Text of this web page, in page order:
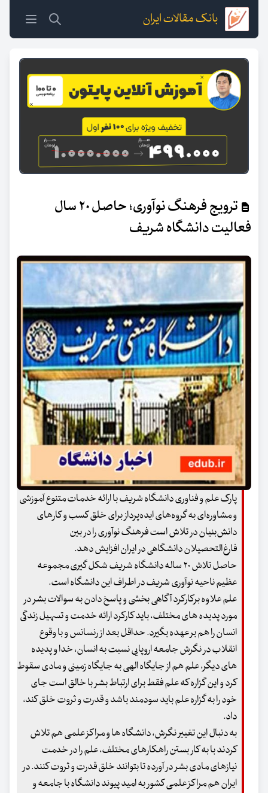
بانک مقالات ایران
ترویج فرهنگ نوآوری؛ حاصل ۲۰ سال
فعالیت دانشگاه شریف
پارک علم و فناوری دانشگاه شریف با ارائه خدمات متنوع آموزشی
و مشاوره‌ای به گروه‌های ایده‌پرداز برای خلق کسب و کارهای
دانش‌بنیان در تلاش است فرهنگ نوآوری را در بین
فارغ‌التحصیلان دانشگاهی در ایران افزایش دهد.
حاصل تلاش ۲۰ ساله دانشگاه شریف شکل گیری مجموعه
عظیم ناحیه نوآوری شریف در اطراف این دانشگاه است.
علم علاوه برکارکرد آگاهی بخشی و پاسخ دادن به سوالات بشر در
مورد پدیده های مختلف، باید کارکرد ارائه خدمت و تسهیل زندگی
انسان را هم بر عهده بگیرد. حداقل بعد از رنسانس و با وقوع
انقلاب در نگرش جامعه اروپایی نسبت به انسان، خدا و پدیده
های دیگر، علم هم از جایگاه الهی به جایگاه زمینی و مادی سقوط
کرد و این گزاره که علم فقط برای ارتباط بشر با خالق است جای
خود را به گزاره علم باید سودمند باشد و قدرت و ثروت خلق کند،
داد.
به دنبال این تغییر نگرش، دانشگاه ها و مراکز علمی هم تلاش
کردند با به کار بستن راهکارهای مختلف، علم را در خدمت
نیازهای مادی بشر در آورده تا بتوانند خلق قدرت و ثروت کنند. در
ایران هم مراکز علمی کشور به امید پیوند دانشگاه با جامعه و